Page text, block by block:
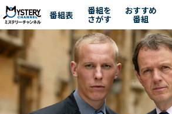
番組表 番組を
さがす
おすすめ
番組